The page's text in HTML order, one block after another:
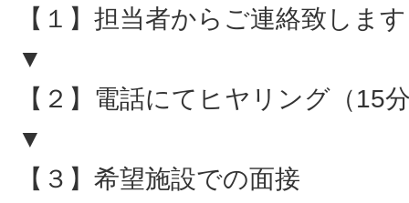
【１】担当者からご連絡致します
▼
【２】電話にてヒヤリング（15
▼
【３】希望施設での面接